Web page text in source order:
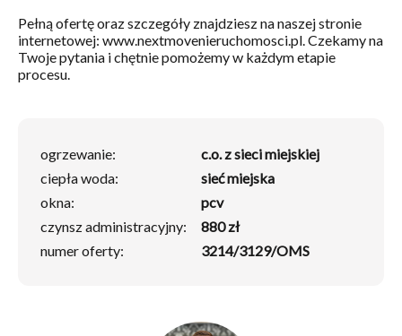
Pełną ofertę oraz szczegóły znajdziesz na naszej stronie
internetowej: www.nextmovenieruchomosci.pl. Czekamy na
Twoje pytania i chętnie pomożemy w każdym etapie
procesu.
ogrzewanie:
c.o. z sieci miejskiej
ciepła woda:
sieć miejska
okna:
pcv
czynsz administracyjny:
880 zł
numer oferty:
3214/3129/OMS